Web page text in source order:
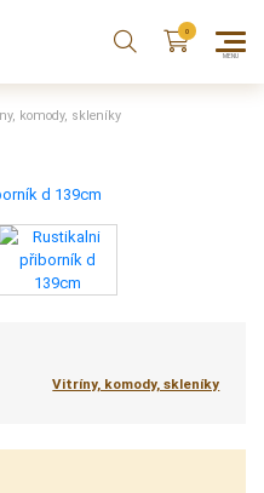
komody, skleníky
Vitríny, komody, skleníky